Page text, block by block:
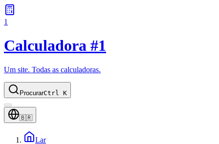
1
Calculadora #1
Um site. Todas as calculadoras.
ProcurarCtrl K
🇧🇷
Lar